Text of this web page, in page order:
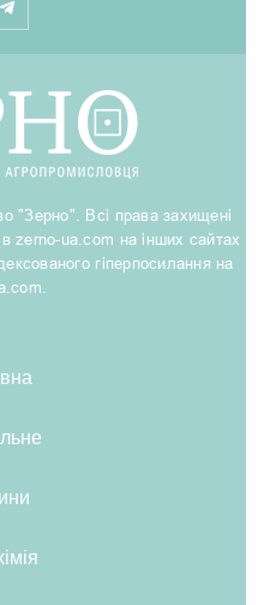
"Зерно". Всі права захищені
zerno-ua.com на інших сайтах
гіперпосилання на